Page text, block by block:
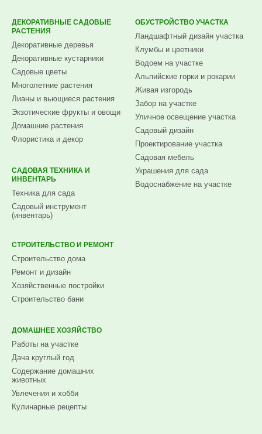
ДЕКОРАТИВНЫЕ САДОВЫЕ
РАСТЕНИЯ
Декоративные деревья
Декоративные кустарники
Садовые цветы
Многолетние растения
Лианы и вьющиеся растения
Экзотические фрукты и овощи
Домашние растения
Флористика и декор
САДОВАЯ ТЕХНИКА И
ИНВЕНТАРЬ
Техника для сада
Садовый инструмент
(инвентарь)
ОБУСТРОЙСТВО УЧАСТКА
Ландшафтный дизайн участка
Клумбы и цветники
Водоем на участке
Альпийские горки и рокарии
Живая изгородь
Забор на участке
Уличное освещение участка
Садовый дизайн
Проектирование участка
Садовая мебель
Украшения для сада
Водоснабжение на участке
СТРОИТЕЛЬСТВО И РЕМОНТ
Строительство дома
Ремонт и дизайн
Хозяйственные постройки
Строительство бани
ДОМАШНЕЕ ХОЗЯЙСТВО
Работы на участке
Дача круглый год
Содержание домашних
животных
Увлечения и хобби
Кулинарные рецепты